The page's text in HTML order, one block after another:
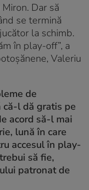
Dar să
se termină
la schimb.
în play-off”, a
Valeriu
de
l dă gratis pe
acord să-l mai
lună în care
accesul în play-
să fie,
patronat de